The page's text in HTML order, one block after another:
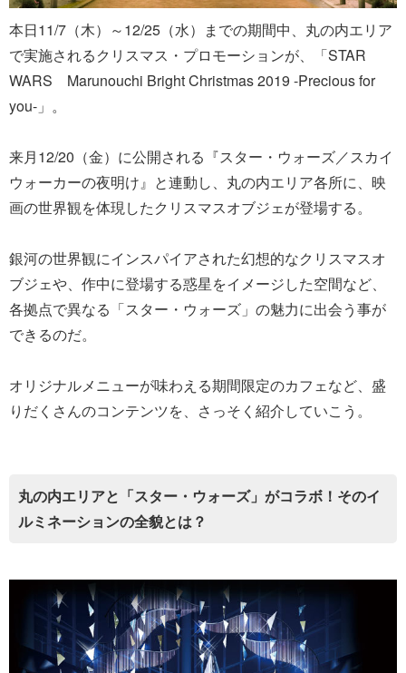
本日11/7（木）～12/25（水）までの期間中、丸の内エリア
で実施されるクリスマス・プロモーションが、「STAR
WARS Marunouchi Bright Christmas 2019 -Precious for
you-」。
来月12/20（金）に公開される『スター・ウォーズ／スカイ
ウォーカーの夜明け』と連動し、丸の内エリア各所に、映
画の世界観を体現したクリスマスオブジェが登場する。
銀河の世界観にインスパイアされた幻想的なクリスマスオ
ブジェや、作中に登場する惑星をイメージした空間など、
各拠点で異なる「スター・ウォーズ」の魅力に出会う事が
できるのだ。
オリジナルメニューが味わえる期間限定のカフェなど、盛
りだくさんのコンテンツを、さっそく紹介していこう。
丸の内エリアと「スター・ウォーズ」がコラボ！そのイ
ルミネーションの全貌とは？